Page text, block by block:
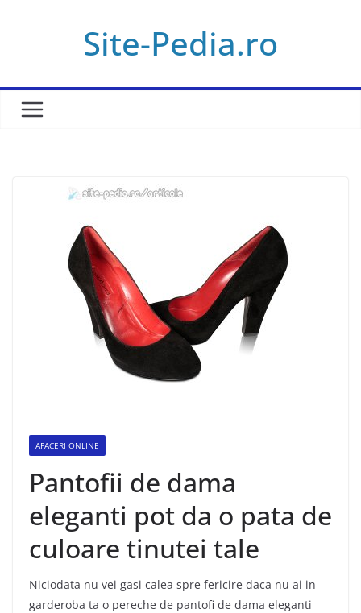
Site-Pedia.ro
AFACERI ONLINE
Pantofii de dama
eleganti pot da o pata de
culoare tinutei tale
Niciodata nu vei gasi calea spre fericire daca nu ai in
garderoba ta o pereche de pantofi de dama eleganti